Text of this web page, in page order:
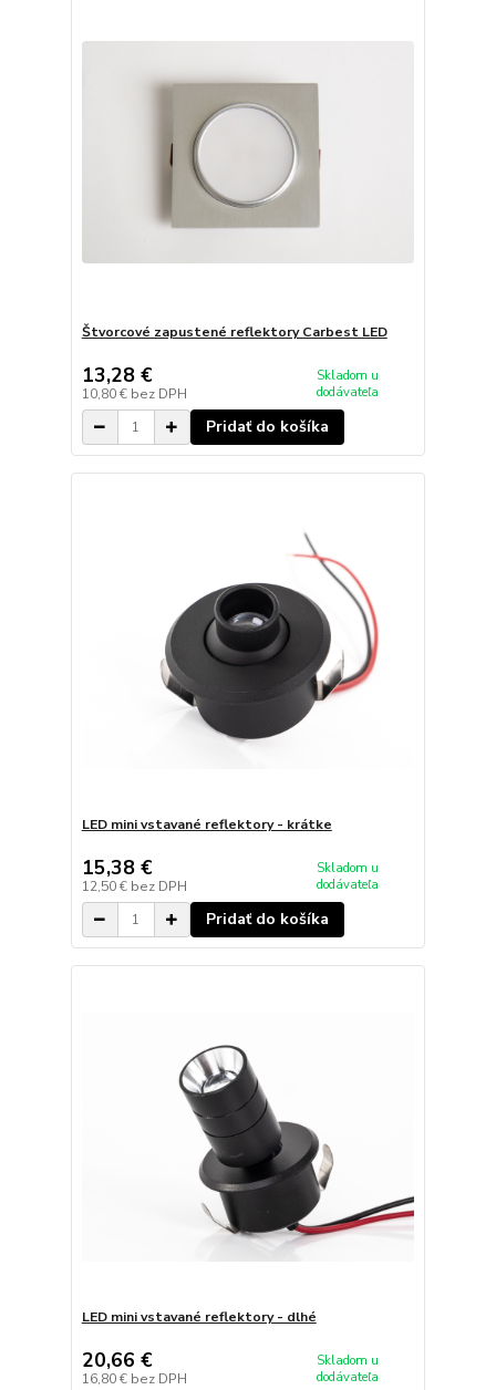
Štvorcové zapustené reflektory Carbest LED
13,28 €
10,80 € bez DPH
Skladom u
dodávateľa
Pridať do košíka
LED mini vstavané reflektory - krátke
15,38 €
12,50 € bez DPH
Skladom u
dodávateľa
Pridať do košíka
LED mini vstavané reflektory - dlhé
20,66 €
16,80 € bez DPH
Skladom u
dodávateľa